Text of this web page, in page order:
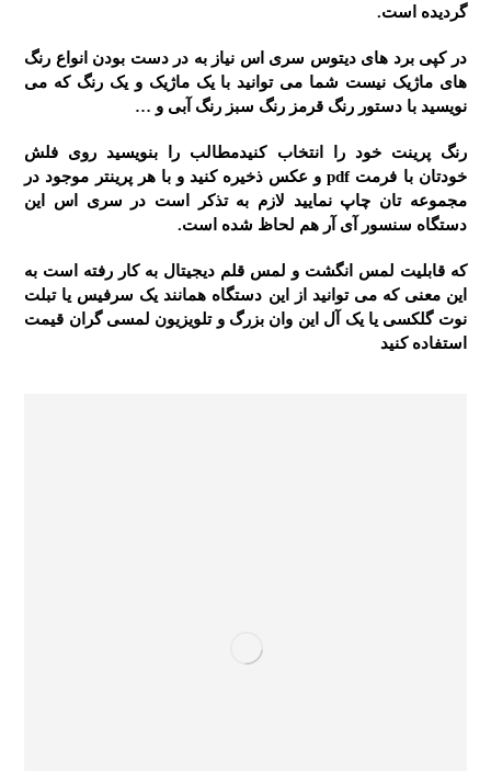
گردیده است.
در کپی برد های دیتوس سری اس نیاز به در دست بودن انواع رنگ
های ماژیک نیست شما می توانید با یک ماژیک و یک رنگ که می
نویسید با دستور رنگ قرمز رنگ سبز رنگ آبی و …
رنگ پرینت خود را انتخاب کنیدمطالب را بنویسید روی فلش
خودتان با فرمت pdf و عکس ذخیره کنید و با هر پرینتر موجود در
مجموعه تان چاپ نمایید لازم به تذکر است در سری اس این
دستگاه سنسور آی آر هم لحاظ شده است.
که قابلیت لمس انگشت و لمس قلم دیجیتال به کار رفته است به
این معنی که می توانید از این دستگاه همانند یک سرفیس یا تبلت
نوت گلکسی یا یک آل این وان بزرگ و تلویزیون لمسی گران قیمت
استفاده کنید